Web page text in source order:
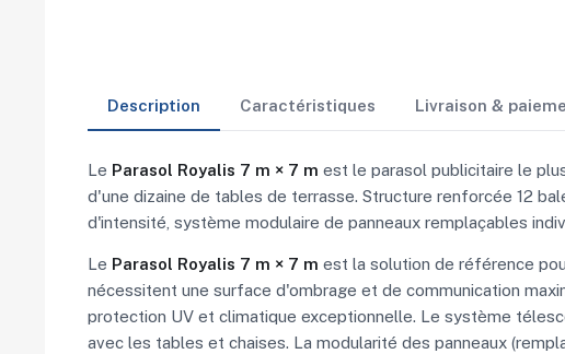
Description Caractéristiques Livraison &
Le Parasol Royalis 7 m × 7 m est le parasol publicitaire le
d'une dizaine de tables de terrasse. Structure renforcée 12
d'intensité, système modulaire de panneaux remplaçables
Le Parasol Royalis 7 m × 7 m est la solution de référence
nécessitent une surface d'ombrage et de communication
protection UV et climatique exceptionnelle. Le système
avec les tables et chaises. La modularité des panneaux